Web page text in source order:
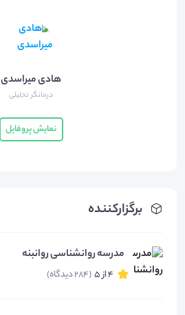
برگزارکننده
مدرسه روانشناسی روانبنه
4 از 5 (284 دیدگاه)
هادی میراسدی
درمانگر تحلیلی
نمایش پروفایل